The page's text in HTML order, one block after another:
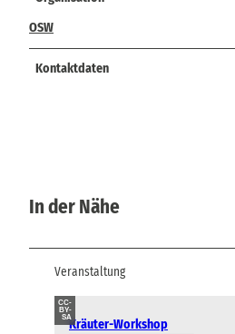
OSW
Kontaktdaten
In der Nähe
Veranstaltung
CC-
BY-
SAKräuter-Workshop